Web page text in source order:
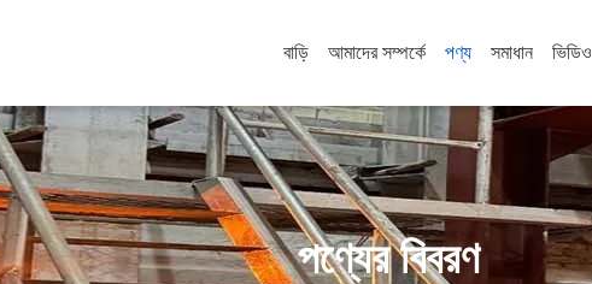
বাড়ি আমাদের সম্পর্কে পণ্য সমাধান ভিডিও
পণ্যের বিবরণ